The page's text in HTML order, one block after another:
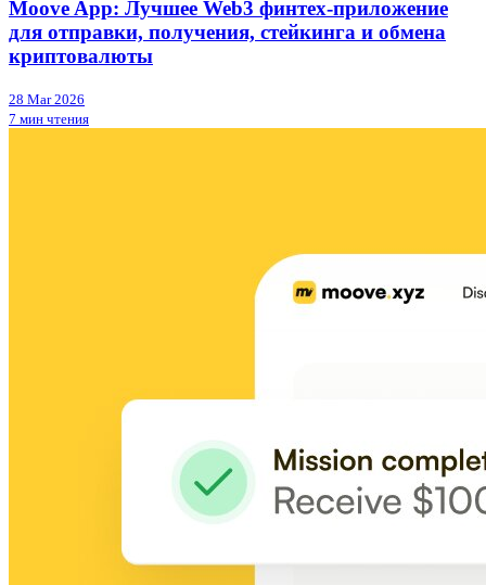
Moove App: Лучшее Web3 финтех-приложение
для отправки, получения, стейкинга и обмена
криптовалюты
28 Mar 2026
7 мин чтения